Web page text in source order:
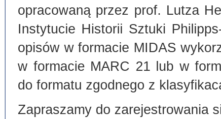
opracowaną przez prof. Lutza
Instytucie Historii Sztuki
opisów w formacie MIDAS
w formacie MARC 21 lub w
do formatu zgodnego z
Zapraszamy do zarejestrowania